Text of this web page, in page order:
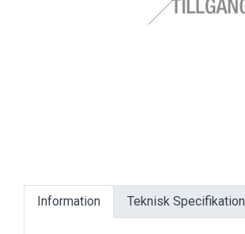
GÖR-DET-SJÄLV PRODUKTER
Information Teknisk Specifikation